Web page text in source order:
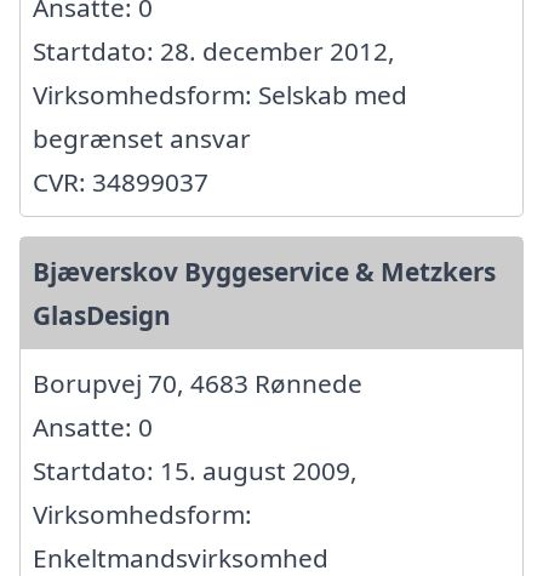
Startdato: 28. december 2012,
Virksomhedsform: Selskab med
begrænset ansvar
CVR: 34899037
Bjæverskov Byggeservice & Metzkers
GlasDesign
Borupvej 70, 4683 Rønnede
Ansatte: 0
Startdato: 15. august 2009,
Virksomhedsform:
Enkeltmandsvirksomhed